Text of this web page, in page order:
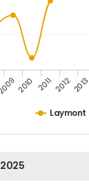
Laymont
2010 2011 20122013